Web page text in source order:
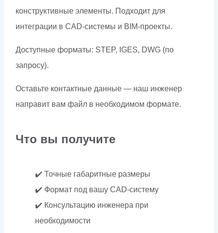
конструктивные элементы. Подходит для
интеграции в CAD-системы и BIM-проекты.
Доступные форматы: STEP, IGES, DWG (по
запросу).
Оставьте контактные данные — наш инженер
направит вам файл в необходимом формате.
Что вы получите
✔️ Точные габаритные размеры
✔️ Формат под вашу CAD-систему
✔️ Консультацию инженера при
необходимости